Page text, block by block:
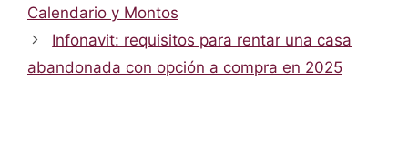
Calendario y Montos
Infonavit: requisitos para rentar una casa
abandonada con opción a compra en 2025